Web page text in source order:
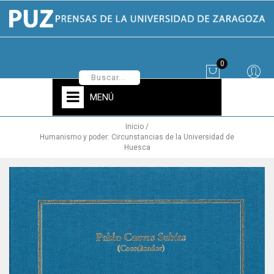
0
MENÚ
Inicio
Humanismo y poder: Circunstancias de la Universidad de
Huesca